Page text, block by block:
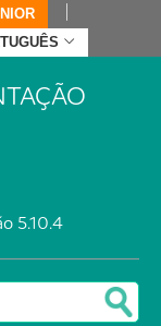
5.10.4